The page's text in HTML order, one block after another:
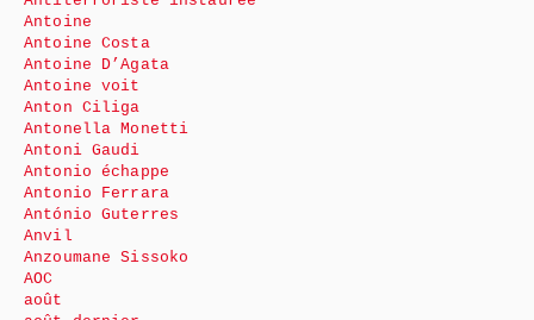
Antoine
Antoine Costa
Antoine D’Agata
Antoine voit
Anton Ciliga
Antonella Monetti
Antoni Gaudi
Antonio échappe
Antonio Ferrara
António Guterres
Anvil
Anzoumane Sissoko
AOC
août